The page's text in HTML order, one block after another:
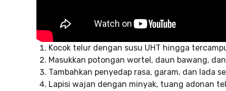
Kocok telur dengan susu UHT hingga
Masukkan potongan wortel, daun bawang,
Tambahkan penyedap rasa, garam, dan lada
Lapisi wajan dengan minyak, tuang adonan